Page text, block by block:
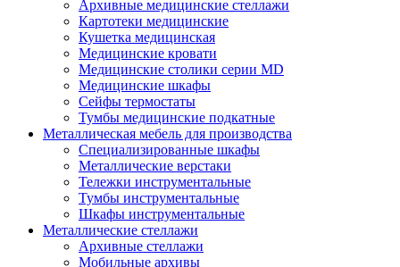
Архивные медицинские стеллажи
Картотеки медицинские
Кушетка медицинская
Медицинские кровати
Медицинские столики серии MD
Медицинские шкафы
Сейфы термостаты
Тумбы медицинские подкатные
Металлическая мебель для производства
Cпециализированные шкафы
Металлические верстаки
Тележки инструментальные
Тумбы инструментальные
Шкафы инструментальные
Металлические стеллажи
Архивные стеллажи
Мобильные архивы